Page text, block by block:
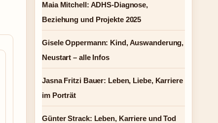
Maia Mitchell: ADHS-Diagnose,
Beziehung und Projekte 2025
Gisele Oppermann: Kind, Auswanderung,
Neustart – alle Infos
Jasna Fritzi Bauer: Leben, Liebe, Karriere
im Porträt
Günter Strack: Leben, Karriere und Tod